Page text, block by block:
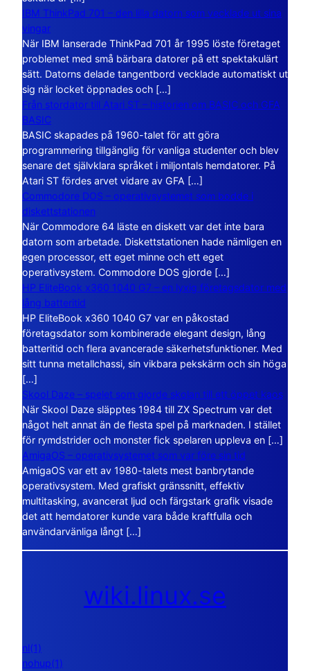
IBM ThinkPad 701 – den lilla datorn som vecklade ut sina
vingar
När IBM lanserade ThinkPad 701 år 1995 löste företaget
problemet med små bärbara datorer på ett spektakulärt
sätt. Datorns delade tangentbord vecklade automatiskt ut
sig när locket öppnades och […]
Från stordator till Atari ST – historien om BASIC och GFA
BASIC
BASIC skapades på 1960-talet för att göra
programmering tillgänglig för vanliga studenter och blev
senare det självklara språket i miljontals hemdatorer. På
Atari ST fördes arvet vidare av GFA […]
Commodore DOS – operativsystemet som bodde i
diskettstationen
När Commodore 64 läste en diskett var det inte bara
datorn som arbetade. Diskettstationen hade nämligen en
egen processor, ett eget minne och ett eget
operativsystem. Commodore DOS gjorde […]
HP EliteBook x360 1040 G7 – en lyxig företagsdator med
lång batteritid
HP EliteBook x360 1040 G7 var en påkostad
företagsdator som kombinerade elegant design, lång
batteritid och flera avancerade säkerhetsfunktioner. Med
sitt tunna metallchassi, sin vikbara pekskärm och sin höga
[…]
Skool Daze – spelet som gjorde skolan till ett öppet kaos
När Skool Daze släpptes 1984 till ZX Spectrum var det
något helt annat än de flesta spel på marknaden. I stället
för rymdstrider och monster fick spelaren uppleva en […]
AmigaOS – operativsystemet som var före sin tid
AmigaOS var ett av 1980-talets mest banbrytande
operativsystem. Med grafiskt gränssnitt, effektiv
multitasking, avancerat ljud och färgstark grafik visade
det att hemdatorer kunde vara både kraftfulla och
användarvänliga långt […]
wiki.linux.se
nl(1)
nohup(1)